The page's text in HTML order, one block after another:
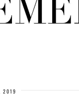
2019